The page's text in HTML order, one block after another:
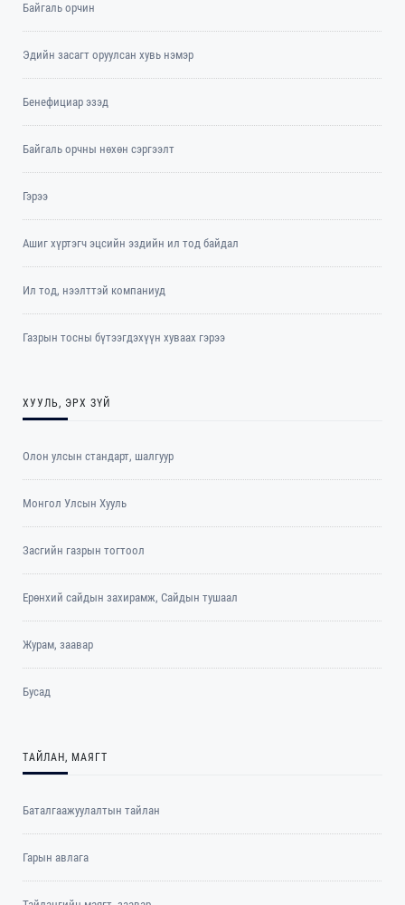
Байгаль орчин
Эдийн засагт оруулсан хувь нэмэр
Бенефициар эзэд
Байгаль орчны нөхөн сэргээлт
Гэрээ
Ашиг хүртэгч эцсийн эздийн ил тод байдал
Ил тод, нээлттэй компаниуд
Газрын тосны бүтээгдэхүүн хуваах гэрээ
ХУУЛЬ, ЭРХ ЗҮЙ
Олон улсын стандарт, шалгуур
Монгол Улсын Хууль
Засгийн газрын тогтоол
Ерөнхий сайдын захирамж, Сайдын тушаал
Журам, заавар
Бусад
ТАЙЛАН, МАЯГТ
Баталгаажуулалтын тайлан
Гарын авлага